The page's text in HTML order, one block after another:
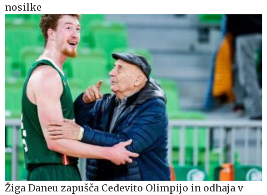
nosilke
Žiga Daneu zapušča Cedevito Olimpijo in odhaja v